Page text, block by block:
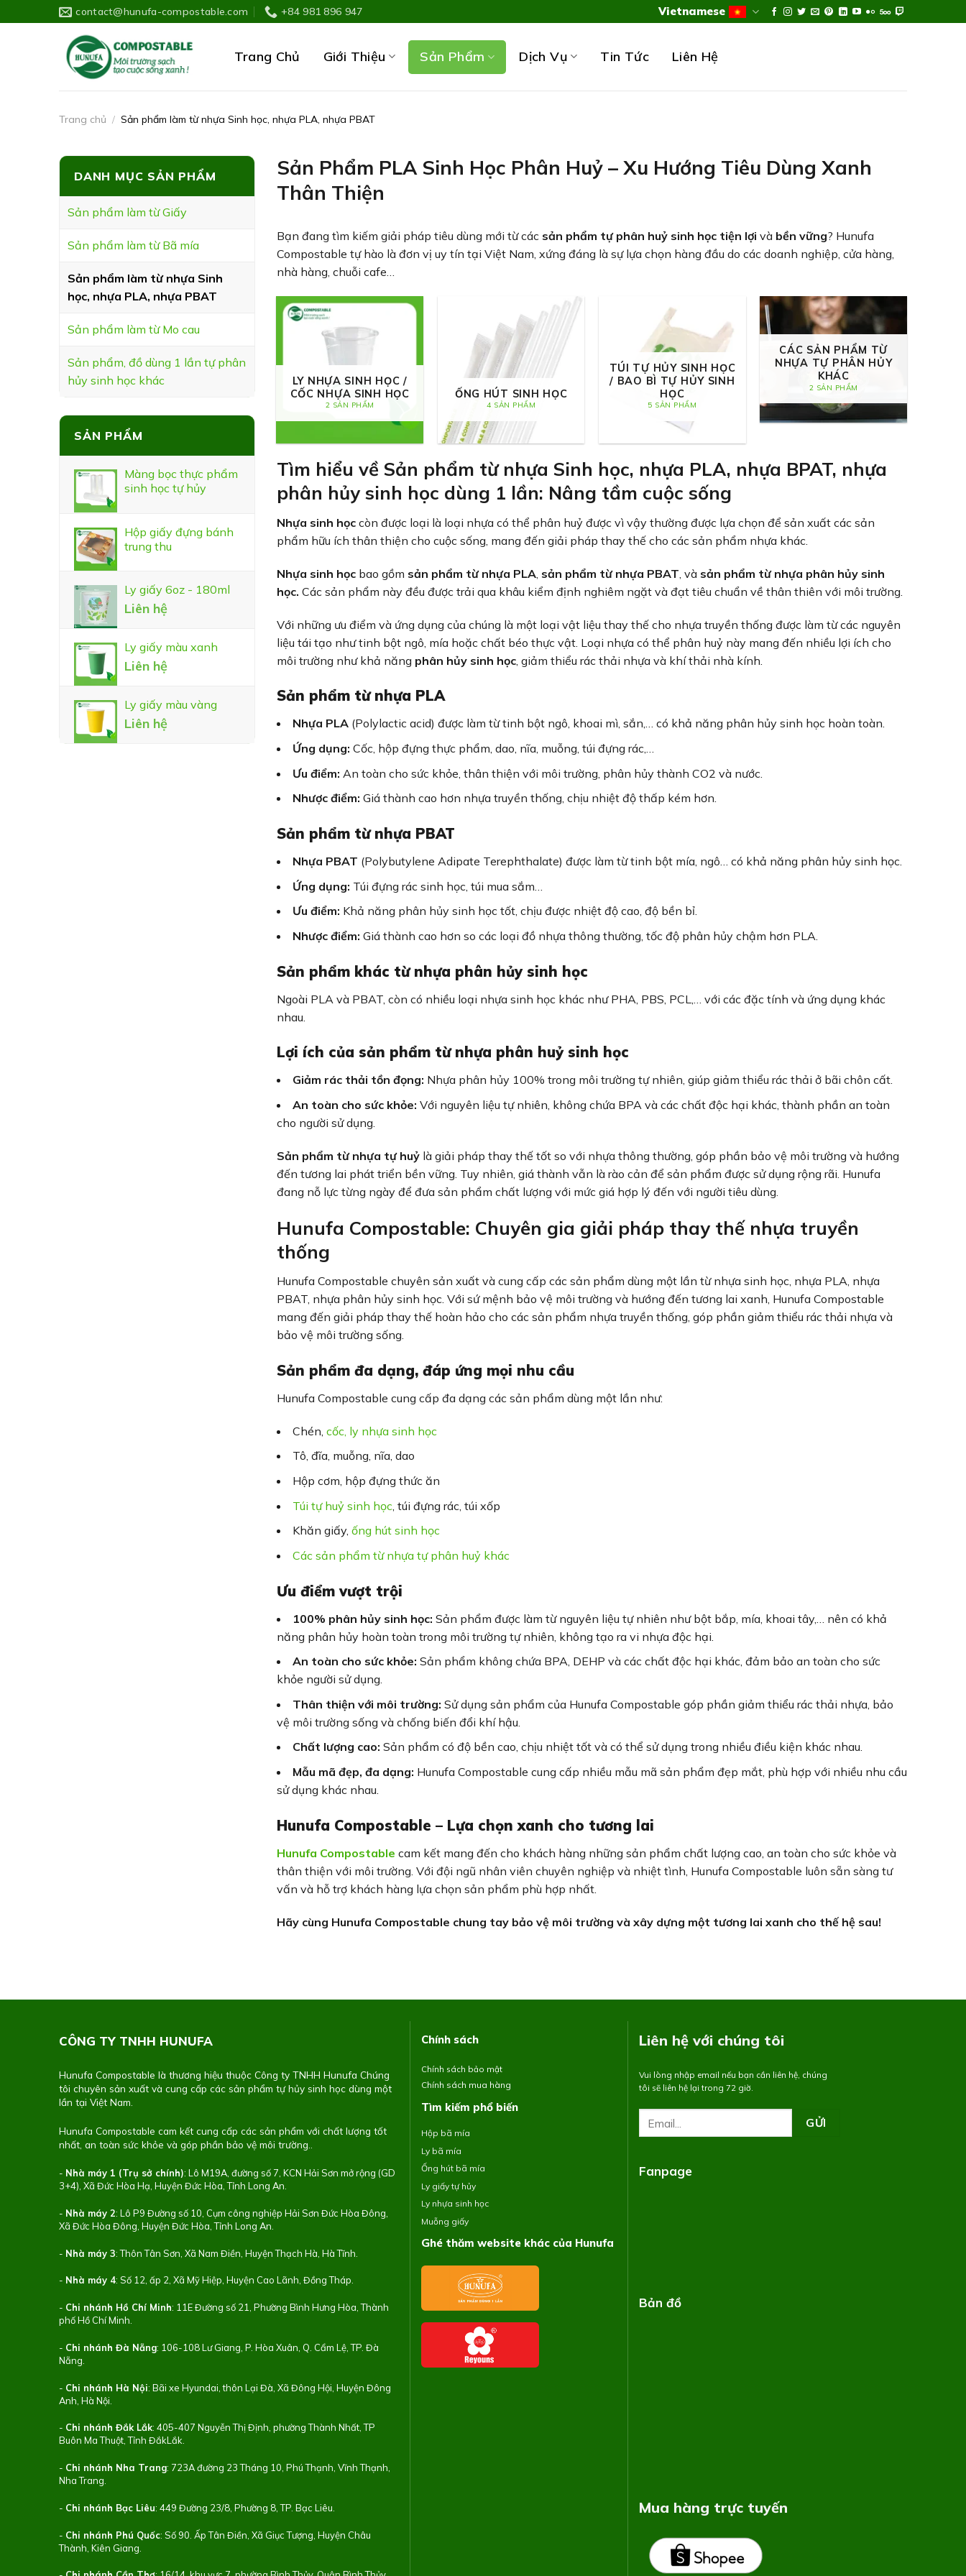
to
contact@hunufa-compostable.com +84 981 896 947 Vietnamese
Trang Chủ Giới Thiệu Sản Phẩm Dịch Vụ Tin Tức Liên Hệ
Trang chủ / Sản phẩm làm từ nhựa Sinh học, nhựa PLA, nhựa PBAT
DANH MỤC SẢN PHẨM
Sản phẩm làm từ Giấy
Sản phẩm làm từ Bã mía
Sản phẩm làm từ nhựa Sinh
học, nhựa PLA, nhựa PBAT
Sản phẩm làm từ Mo cau
Sản phẩm, đồ dùng 1 lần tự phân
hủy sinh học khác
SẢN PHẨM
Màng bọc thực phẩm
sinh học tự hủy
Hộp giấy đựng bánh
trung thu
Ly giấy 6oz - 180ml
Liên hệ
Ly giấy màu xanh
Liên hệ
Ly giấy màu vàng
Liên hệ
Sản Phẩm PLA Sinh Học Phân Huỷ – Xu Hướng Tiêu Dùng Xanh
Thân Thiện
Bạn đang tìm kiếm giải pháp tiêu dùng mới từ các sản phẩm tự phân huỷ sinh học tiện lợi và bền vững? Hunufa
Compostable tự hào là đơn vị uy tín tại Việt Nam, xứng đáng là sự lựa chọn hàng đầu do các doanh nghiệp, cửa hàng,
nhà hàng, chuỗi cafe…
LY NHỰA SINH HỌC /
CỐC NHỰA SINH HỌC
2 SẢN PHẨM
ỐNG HÚT SINH HỌC
4 SẢN PHẨM
TÚI TỰ HỦY SINH HỌC
/ BAO BÌ TỰ HỦY SINH
HỌC
5 SẢN PHẨM
CÁC SẢN PHẨM TỪ
NHỰA TỰ PHÂN HỦY
KHÁC
2 SẢN PHẨM
Tìm hiểu về Sản phẩm từ nhựa Sinh học, nhựa PLA, nhựa BPAT, nhựa
phân hủy sinh học dùng 1 lần: Nâng tầm cuộc sống
Nhựa sinh họccòn được loại là loại nhựa có thể phân huỷ được vì vậy thường được lựa chọn để sản xuất các sản
phẩm hữu ích thân thiện cho cuộc sống, mang đến giải pháp thay thế cho các sản phẩm nhựa khác.
Nhựa sinh họcbao gồm sản phẩm từ nhựa PLA, sản phẩm từ nhựa PBAT , và sản phẩm từ nhựa phân hủy sinh
học. Các sản phẩm này đều được trải qua khâu kiểm định nghiêm ngặt và đạt tiêu chuẩn về thân thiên với môi trường.
Với những ưu điểm và ứng dụng của chúng là một loại vật liệu thay thế cho nhựa truyền thống được làm từ các nguyên
liệu tái tạo như tinh bột ngô, mía hoặc chất béo thực vật. Loại nhựa có thể phân huỷ này mang đến nhiều lợi ích cho
môi trường như khả năng phân hủy sinh học, giảm thiểu rác thải nhựa và khí thải nhà kính.
Sản phẩm từ nhựa PLA
Nhựa PLA(Polylactic acid) được làm từ tinh bột ngô, khoai mì, sắn,… có khả năng phân hủy sinh học hoàn toàn.
Ứng dụng: Cốc, hộp đựng thực phẩm, dao, nĩa, muỗng, túi đựng rác,…
Ưu điểm: An toàn cho sức khỏe, thân thiện với môi trường, phân hủy thành CO2 và nước.
Nhược điểm: Giá thành cao hơn nhựa truyền thống, chịu nhiệt độ thấp kém hơn.
Sản phẩm từ nhựa PBAT
Nhựa PBAT (Polybutylene Adipate Terephthalate) được làm từ tinh bột mía, ngô… có khả năng phân hủy sinh học.
Ứng dụng: Túi đựng rác sinh học, túi mua sắm…
Ưu điểm: Khả năng phân hủy sinh học tốt, chịu được nhiệt độ cao, độ bền bỉ.
Nhược điểm: Giá thành cao hơn so các loại đồ nhựa thông thường, tốc độ phân hủy chậm hơn PLA.
Sản phẩm khác từ nhựa phân hủy sinh học
Ngoài PLA và PBAT, còn có nhiều loại nhựa sinh học khác như PHA, PBS, PCL,… với các đặc tính và ứng dụng khác
nhau.
Lợi ích của sản phẩm từ nhựa phân huỷ sinh học
Giảm rác thải tồn đọng: Nhựa phân hủy 100% trong môi trường tự nhiên, giúp giảm thiểu rác thải ở bãi chôn cất.
An toàn cho sức khỏe: Với nguyên liệu tự nhiên, không chứa BPA và các chất độc hại khác, thành phần an toàn
cho người sử dụng.
Sản phẩm từ nhựa tự huỷlà giải pháp thay thế tốt so với nhựa thông thường, góp phần bảo vệ môi trường và hướng
đến tương lai phát triển bền vững. Tuy nhiên, giá thành vẫn là rào cản để sản phẩm được sử dụng rộng rãi. Hunufa
đang nỗ lực từng ngày để đưa sản phẩm chất lượng với mức giá hợp lý đến với người tiêu dùng.
Hunufa Compostable: Chuyên gia giải pháp thay thế nhựa truyền
thống
Hunufa Compostable chuyên sản xuất và cung cấp các sản phẩm dùng một lần từ nhựa sinh học, nhựa PLA, nhựa
PBAT, nhựa phân hủy sinh học. Với sứ mệnh bảo vệ môi trường và hướng đến tương lai xanh, Hunufa Compostable
mang đến giải pháp thay thế hoàn hảo cho các sản phẩm nhựa truyền thống, góp phần giảm thiểu rác thải nhựa và
bảo vệ môi trường sống.
Sản phẩm đa dạng, đáp ứng mọi nhu cầu
Hunufa Compostable cung cấp đa dạng các sản phẩm dùng một lần như:
Chén, cốc, ly nhựa sinh học
Tô, đĩa, muỗng, nĩa, dao
Hộp cơm, hộp đựng thức ăn
Túi tự huỷ sinh học , túi đựng rác, túi xốp
Khăn giấy, ống hút sinh học
Các sản phẩm từ nhựa tự phân huỷ khác
Ưu điểm vượt trội
100% phân hủy sinh học: Sản phẩm được làm từ nguyên liệu tự nhiên như bột bắp, mía, khoai tây,… nên có khả
năng phân hủy hoàn toàn trong môi trường tự nhiên, không tạo ra vi nhựa độc hại.
An toàn cho sức khỏe: Sản phẩm không chứa BPA, DEHP và các chất độc hại khác, đảm bảo an toàn cho sức
khỏe người sử dụng.
Thân thiện với môi trường: Sử dụng sản phẩm của Hunufa Compostable góp phần giảm thiểu rác thải nhựa, bảo
vệ môi trường sống và chống biến đổi khí hậu.
Chất lượng cao: Sản phẩm có độ bền cao, chịu nhiệt tốt và có thể sử dụng trong nhiều điều kiện khác nhau.
Mẫu mã đẹp, đa dạng: Hunufa Compostable cung cấp nhiều mẫu mã sản phẩm đẹp mắt, phù hợp với nhiều nhu cầu
sử dụng khác nhau.
Hunufa Compostable – Lựa chọn xanh cho tương lai
Hunufa Compostable cam kết mang đến cho khách hàng những sản phẩm chất lượng cao, an toàn cho sức khỏe và
thân thiện với môi trường. Với đội ngũ nhân viên chuyên nghiệp và nhiệt tình, Hunufa Compostable luôn sẵn sàng tư
vấn và hỗ trợ khách hàng lựa chọn sản phẩm phù hợp nhất.
Hãy cùng Hunufa Compostable chung tay bảo vệ môi trường và xây dựng một tương lai xanh cho thế hệ sau!
CÔNG TY TNHH HUNUFA
Hunufa Compostable là thương hiệu thuộc Công ty TNHH Hunufa Chúng
tôi chuyên sản xuất và cung cấp các sản phẩm tự hủy sinh học dùng một
lần tại Việt Nam.
Hunufa Compostable cam kết cung cấp các sản phẩm với chất lượng tốt
nhất, an toàn sức khỏe và góp phần bảo vệ môi trường..
- Nhà máy 1 (Trụ sở chính): Lô M19A, đường số 7, KCN Hải Sơn mở rộng (GD
3+4), Xã Đức Hòa Hạ, Huyện Đức Hòa, Tỉnh Long An.
- Nhà máy 2: Lô P9 Đường số 10, Cụm công nghiệp Hải Sơn Đức Hòa Đông,
Xã Đức Hòa Đông, Huyện Đức Hòa, Tỉnh Long An.
- Nhà máy 3: Thôn Tân Sơn, Xã Nam Điền, Huyện Thạch Hà, Hà Tĩnh.
- Nhà máy 4: Số 12, ấp 2, Xã Mỹ Hiệp, Huyện Cao Lãnh, Đồng Tháp.
- Chi nhánh Hồ Chí Minh: 11E Đường số 21, Phường Bình Hưng Hòa, Thành
phố Hồ Chí Minh.
- Chi nhánh Đà Nẵng: 106-108 Lư Giang, P. Hòa Xuân, Q. Cẩm Lệ, TP. Đà
Nẵng.
- Chi nhánh Hà Nội: Bãi xe Hyundai, thôn Lại Đà, Xã Đông Hội, Huyện Đông
Anh, Hà Nội.
- Chi nhánh Đắk Lắk: 405-407 Nguyễn Thị Định, phường Thành Nhất, TP
Buôn Ma Thuột, Tỉnh ĐắkLắk.
- Chi nhánh Nha Trang: 723A đường 23 Tháng 10, Phú Thạnh, Vĩnh Thạnh,
Nha Trang.
- Chi nhánh Bạc Liêu: 449 Đường 23/8, Phường 8, TP. Bạc Liêu.
- Chi nhánh Phú Quốc: Số 90. Ấp Tân Điền, Xã Giục Tượng, Huyện Châu
Thành, Kiên Giang.
Chính sách
Chính sách bảo mật
Chính sách mua hàng
Tìm kiếm phổ biến
Hộp bã mía
Ly bã mía
Ống hút bã mía
Ly giấy tự hủy
Ly nhựa sinh học
Muỗng giấy
Ghé thăm website khác của Hunufa
Liên hệ với chúng tôi
Vui lòng nhập email nếu bạn cần liên hệ, chúng
tôi sẽ liên hệ lại trong 72 giờ.
Fanpage
Bản đồ
Mua hàng trực tuyến